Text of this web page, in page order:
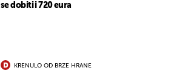
se dobiti i 720 eura
KRENULO OD BRZE HRANE